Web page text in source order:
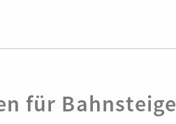
für Bahnsteige